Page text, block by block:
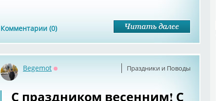
Комментарии (0)
Праздники и Поводы
Begemot
С праздником весенним! С